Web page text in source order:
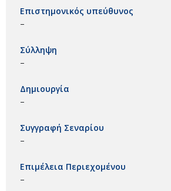
Επιστημονικός υπεύθυνος
–
Σύλληψη
–
Δημιουργία
–
Συγγραφή Σεναρίου
–
Επιμέλεια Περιεχομένου
–